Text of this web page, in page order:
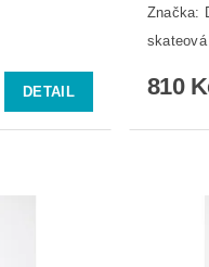
DETAIL
Značka:
810